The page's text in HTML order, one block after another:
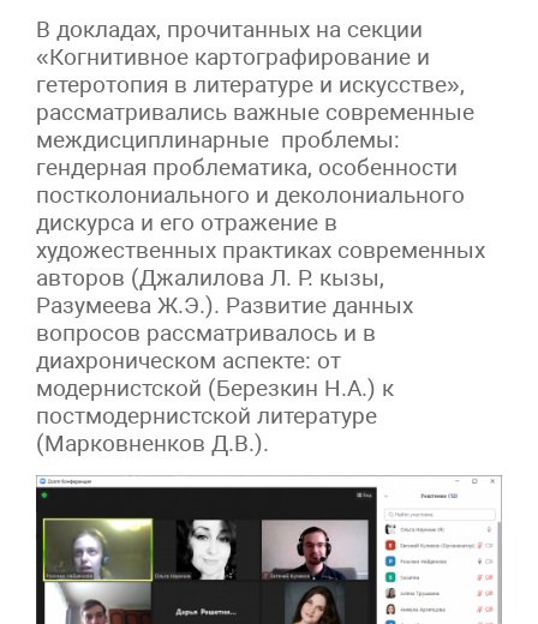
В докладах, прочитанных на секции
«Когнитивное картографирование и
гетеротопия в литературе и искусстве»,
рассматривались важные современные
междисциплинарные проблемы:
гендерная проблематика, особенности
постколониального и деколониального
дискурса и его отражение в
художественных практиках современных
авторов (Джалилова Л. Р. кызы,
Разумеева Ж.Э.). Развитие данных
вопросов рассматривалось и в
диахроническом аспекте: от
модернистской (Березкин Н.А.) к
постмодернистской литературе
(Марковненков Д.В.).